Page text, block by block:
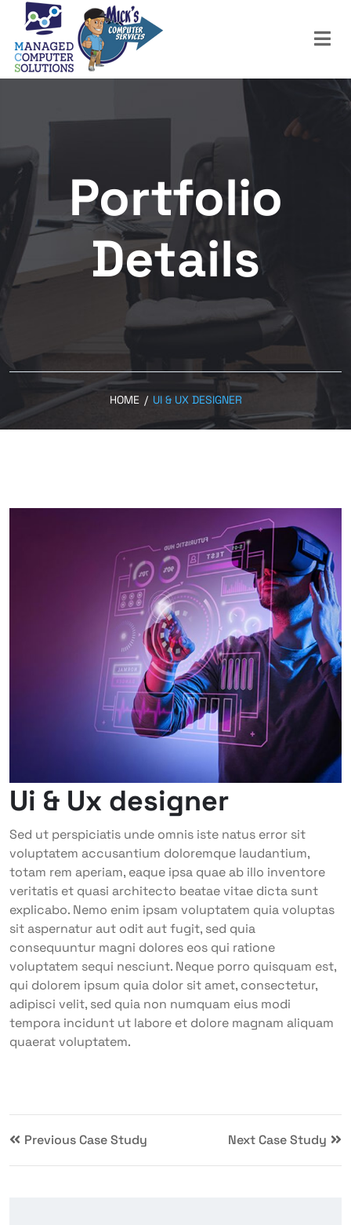
Portfolio
Details
HOME / UI & UX DESIGNER
Ui & Ux designer
Sed ut perspiciatis unde omnis iste natus error sit
voluptatem accusantium doloremque laudantium,
totam rem aperiam, eaque ipsa quae ab illo inventore
veritatis et quasi architecto beatae vitae dicta sunt
explicabo. Nemo enim ipsam voluptatem quia voluptas
sit aspernatur aut odit aut fugit, sed quia
consequuntur magni dolores eos qui ratione
voluptatem sequi nesciunt. Neque porro quisquam est,
qui dolorem ipsum quia dolor sit amet, consectetur,
adipisci velit, sed quia non numquam eius modi
tempora incidunt ut labore et dolore magnam aliquam
quaerat voluptatem.
Previous Case Study Next Case Study